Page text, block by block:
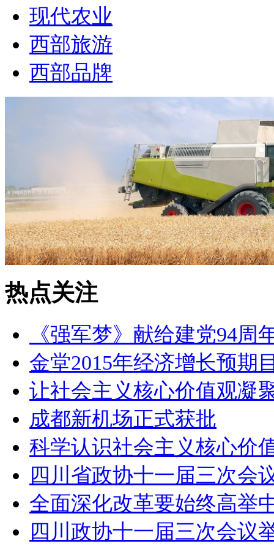
现代农业
西部旅游
西部品牌
热点关注
《强军梦》献给建党94周
金堂2015年经济增长预期
让社会主义核心价值观凝
成都新机场正式获批
科学认识社会主义核心价
四川省政协十一届三次会
全面深化改革要始终高举
四川政协十一届三次会议